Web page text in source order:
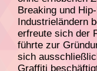
Breaking und
Industrieländern
erfreute sich der
führte zur
sich
Graffiti